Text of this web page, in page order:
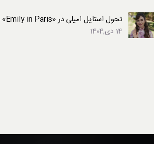
تحول استایل امیلی در «Emily in Paris» فصل ۵
14 دی,1404